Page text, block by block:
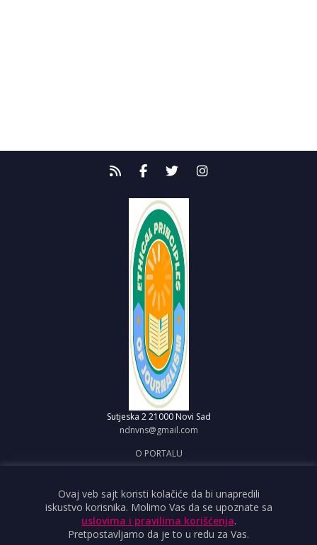
Sutjeska 2 21000 Novi Sad
ndnvns@gmail.com
O PORTALU
OBJAVI VEST
USLOVI KORIŠĆENJA
Ovaj veb sajt koristi kolačiće da bi unapredili
iskustvo korisnika. Molimo Vas da se upoznate sa
uslovima i pravilima korišćenja.
Pretpostavljamo da je to u redu za Vas.